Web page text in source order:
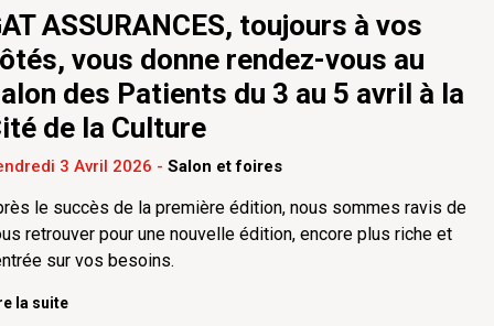
ASSURANCES, toujours à vos
vous donne rendez-vous au
des Patients du 3 au 5 avril à la
de la Culture
3 Avril 2026 - Salon et foires
le succès de la première édition, nous sommes ravis de
retrouver pour une nouvelle édition, encore plus riche et
sur vos besoins.
la suite